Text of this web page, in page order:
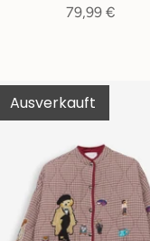
79,99 €
Ausverkauft